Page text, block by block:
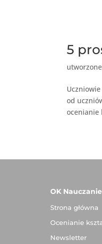
5
od
ocenianie
OK Nauczanie
Strona główna
Ocenianie
Newsletter